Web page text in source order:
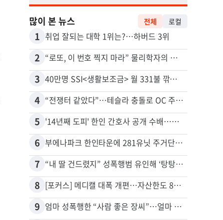
많이 본 뉴스 전체 로컬
1 취업 잘되는 대학 1위는?…하버드 3위
2 “로또, 이 번호 찍지 마라” 물리학자의 당첨금 높이는 비밀
3 40만명 SSI<생활보조금> 월 331불 깎이나
4 “전쟁터 같았다”…테슬라 충돌로 OC 주택 4채 파손
5 '14년째 도피' 한인 간호사 공개 수배…메디케어 사기 유죄
6 부에나파크 한인타운에 281유닛 주거단지 들어선다
7 “내 딸 건드렸지” 성폭행범 유인해 ‘탕탕’…아빠의 복수 결말
8 [포커스] 메디캘 대폭 개편…자산한도 84% 축소
9 엄마 성폭행한 “사람 좋은 장씨”…얼마 뒤 딸 배도 불러왔다